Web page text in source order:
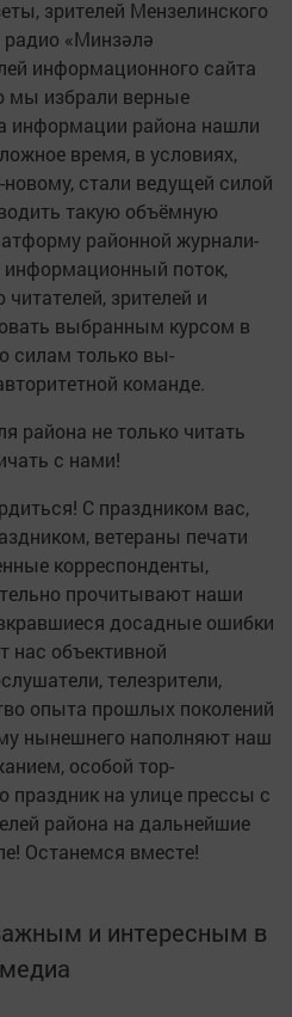
зрителей Мензелин­ского
радио «Минзәлә
информационного сайта
мы избрали вер­ные
информации района нашли
время, в условиях,
стали ведущей силой
такую объёмную
районной журнали­
информационный поток,
зрителей и
выбранным кур­сом в
силам только вы­
команде.
района не только чи­тать
с нами!
С праздником вас,
ветераны печати
корреспон­денты,
прочитыва­ют наши
до­садные ошибки
нас объ­ективной
телезрители,
опыта прошлых поколений
нынешнего наполняют наш
особой тор­
праздник на улице прессы с
района на дальней­шие
Останемся вместе!
и интересным в